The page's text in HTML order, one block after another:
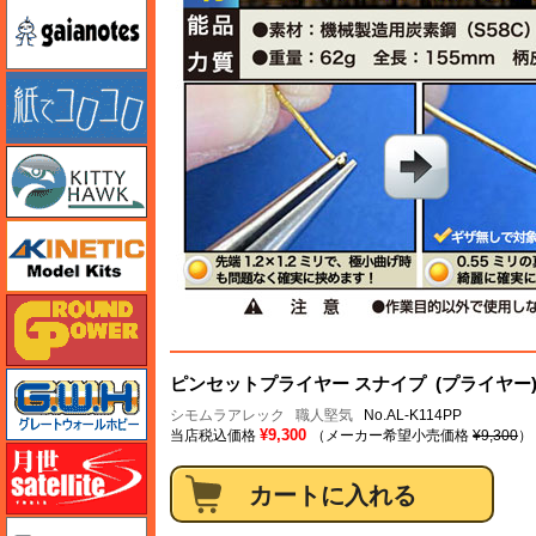
ピンセットプライヤー スナイプ (プライヤー)
シモムラアレック 職人堅気 No.AL-K114PP
当店税込価格 ¥9,300 （メーカー希望小売価格 ¥9,300）
ガイアノーツ
紙でコロコロ
キティホーク
ガリレオ出版 グランドパワー
グレートウォールホビー
ゲンブンマガジン